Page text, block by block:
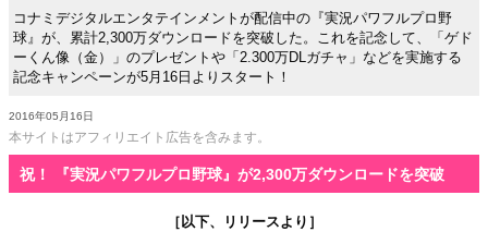
コナミデジタルエンタテインメントが配信中の『実況パワフルプロ野
球』が、累計2,300万ダウンロードを突破した。これを記念して、「ゲド
ーくん像（金）」のプレゼントや「2.300万DLガチャ」などを実施する
記念キャンペーンが5月16日よりスタート！
2016年05月16日
本サイトはアフィリエイト広告を含みます。
祝！ 『実況パワフルプロ野球』が2,300万ダウンロードを突破
［以下、リリースより］